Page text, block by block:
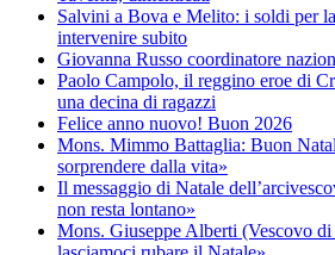
Salvini a Bova e Melito: i soldi per
intervenire subito
Giovanna Russo coordinatore
Paolo Campolo, il reggino eroe di
una decina di ragazzi
Felice anno nuovo! Buon 2026
Mons. Mimmo Battaglia: Buon
sorprendere dalla vita»
Il messaggio di Natale
non resta lontano»
Mons. Giuseppe Alberti (Vescovo